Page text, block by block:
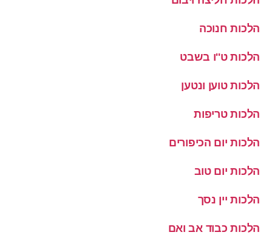
הלכות חנוכה
הלכות ט''ו בשבט
הלכות טוען ונטען
הלכות טריפות
הלכות יום הכיפורים
הלכות יום טוב
הלכות יין נסך
הלכות כבוד אב ואם